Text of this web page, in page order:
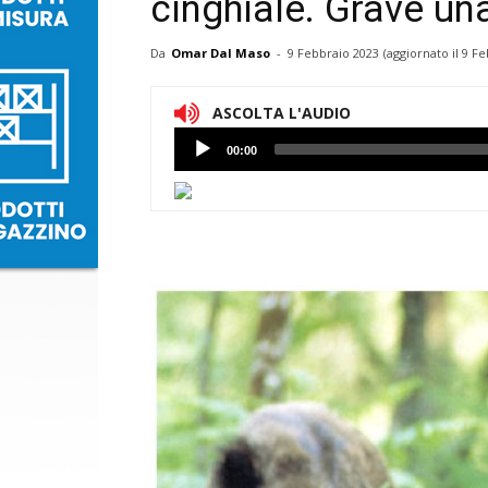
cinghiale. Grave
Da Omar Dal Maso - 9 Febbraio 2023 (aggiornato il 9
ASCOLTA L'AUDIO
Lettore
Audio
00:00